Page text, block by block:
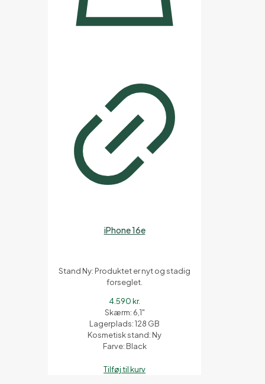
iPhone 16e
Stand Ny: Produktet er nyt og stadig
forseglet.
4.590kr.
Skærm: 6,1"
Lagerplads: 128 GB
Kosmetisk stand: Ny
Farve: Black
Tilføj til kurv